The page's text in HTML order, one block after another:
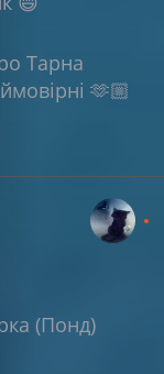
Тарна
🫶🏼
(Понд)